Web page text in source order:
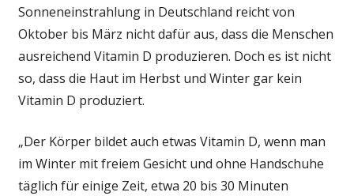
Sonneneinstrahlung in Deutschland reicht von
Oktober bis März nicht dafür aus, dass die Menschen
ausreichend Vitamin D produzieren. Doch es ist nicht
so, dass die Haut im Herbst und Winter gar kein
Vitamin D produziert.
„Der Körper bildet auch etwas Vitamin D, wenn man
im Winter mit freiem Gesicht und ohne Handschuhe
täglich für einige Zeit, etwa 20 bis 30 Minuten